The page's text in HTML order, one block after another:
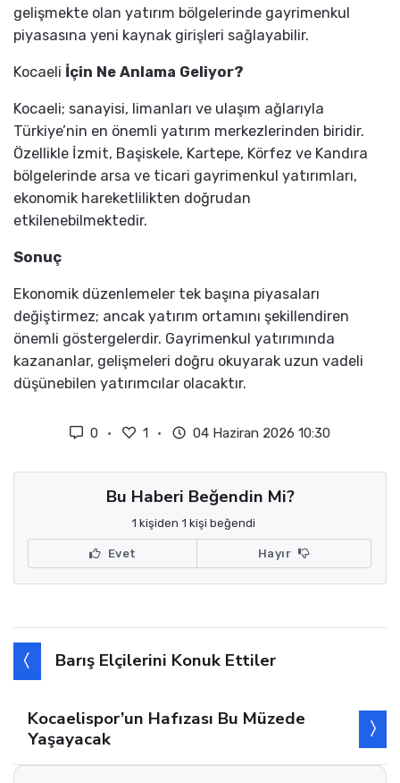
gelişmekte olan yatırım bölgelerinde gayrimenkul
piyasasına yeni kaynak girişleri sağlayabilir.
Kocaeli İçin Ne Anlama Geliyor?
Kocaeli; sanayisi, limanları ve ulaşım ağlarıyla
Türkiye’nin en önemli yatırım merkezlerinden biridir.
Özellikle İzmit, Başiskele, Kartepe, Körfez ve Kandıra
bölgelerinde arsa ve ticari gayrimenkul yatırımları,
ekonomik hareketlilikten doğrudan
etkilenebilmektedir.
Sonuç
Ekonomik düzenlemeler tek başına piyasaları
değiştirmez; ancak yatırım ortamını şekillendiren
önemli göstergelerdir. Gayrimenkul yatırımında
kazananlar, gelişmeleri doğru okuyarak uzun vadeli
düşünebilen yatırımcılar olacaktır.
0 1 04 Haziran 2026 10:30
Bu Haberi Beğendin Mi?
1 kişiden 1 kişi beğendi
Evet Hayır
Barış Elçilerini Konuk Ettiler
Kocaelispor’un Hafızası Bu Müzede
Yaşayacak